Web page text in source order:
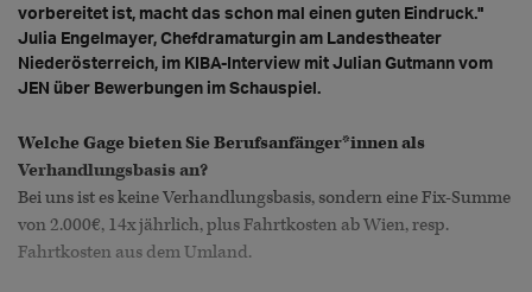
vorbereitet ist, macht das schon mal einen guten Eindruck."
Julia Engelmayer, Chefdramaturgin am Landestheater
Niederösterreich, im KIBA-Interview mit Julian Gutmann vom
JEN über Bewerbungen im Schauspiel.
Welche Gage bieten Sie Berufsanfänger*innen als
Verhandlungsbasis an?
Bei uns ist es keine Verhandlungsbasis, sondern eine Fix-Summe
von 2.000€, 14x jährlich, plus Fahrtkosten ab Wien, resp.
Fahrtkosten aus dem Umland.